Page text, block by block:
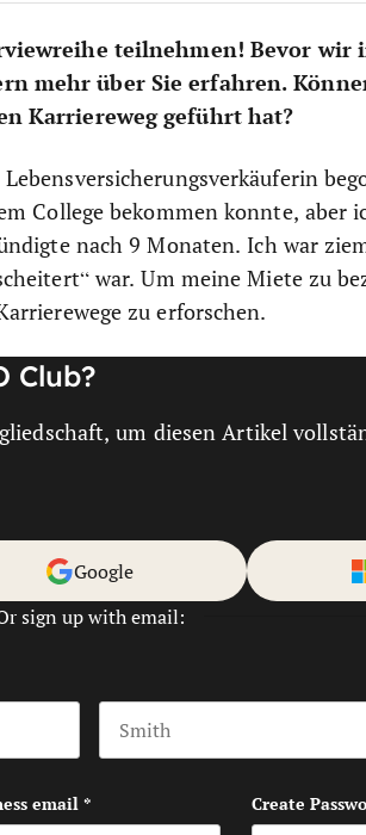
teilnehmen! Bevor wir
mehr über Sie erfahren.
Karriereweg geführt hat?
College bekommen konnte, aber
nach 9 Monaten. Ich war
war. Um meine Miete zu
zu erforschen.
Club?
um diesen Artikel
Google
sign up with email:
email* Create